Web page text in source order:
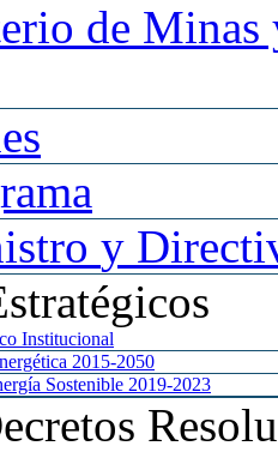
de Minas
y
Institucional
2015-2050
Sostenible 2019-2023